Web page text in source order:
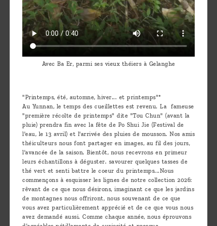
Avec Ba Er, parmi ses vieux théiers à Gelanghe
"Printemps, été, automne, hiver... et printemps"*
Au Yunnan, le temps des cueillettes est revenu. La fameuse
"première récolte de printemps" dite "Tou Chun" (avant la
pluie) prendra fin avec la fête de Po Shui Jie (Festival de
l'eau, le 13 avril) et l'arrivée des pluies de mousson. Nos amis
théiculteurs nous font partager en images, au fil des jours,
l'avancée de la saison. Bientôt, nous recevrons en primeur
leurs échantillons à déguster. savourer quelques tasses de
thé vert et senti battre le coeur du printemps...Nous
commençons à esquisser les lignes de notre collection 2026:
rêvant de ce que nous désirons, imaginant ce que les jardins
de montagnes nous offriront, nous souvenant de ce que
vous avez particulièrement apprécié et de ce que vous nous
avez demandé aussi. Comme chaque année, nous éprouvons